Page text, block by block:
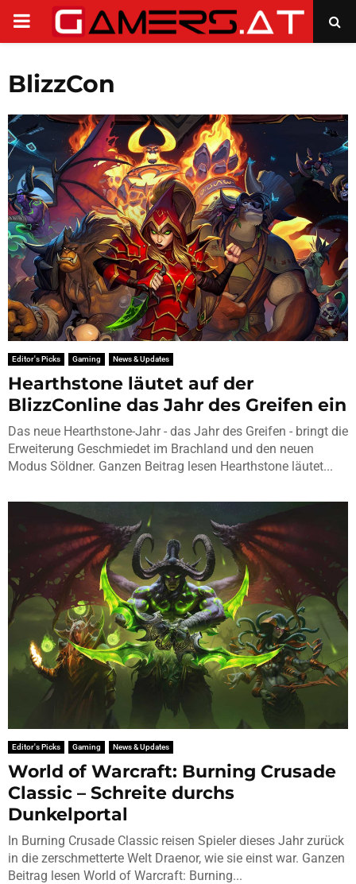
PRIMARY
BlizzCon
Editor's Picks Gaming News & Updates
Hearthstone läutet auf der
BlizzConline das Jahr des Greifen ein
Das neue Hearthstone-Jahr - das Jahr des Greifen - bringt die
Erweiterung Geschmiedet im Brachland und den neuen
Modus Söldner. Ganzen Beitrag lesen Hearthstone läutet...
Editor's Picks Gaming News & Updates
World of Warcraft: Burning Crusade
Classic – Schreite durchs
Dunkelportal
In Burning Crusade Classic reisen Spieler dieses Jahr zurück
in die zerschmetterte Welt Draenor, wie sie einst war. Ganzen
Beitrag lesen World of Warcraft: Burning...